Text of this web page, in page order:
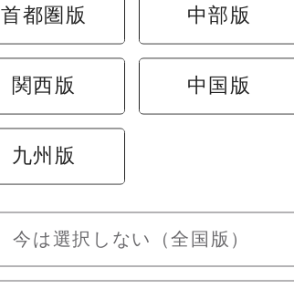
首都圏版 中部版
関西版 中国版
九州版
今は選択しない（全国版）
🎐夏休み限定企画 開催中！